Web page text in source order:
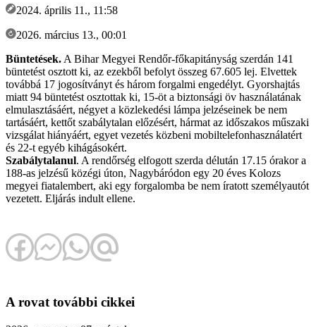
2024. április 11., 11:58
2026. március 13., 00:01
Büntetések. A Bihar Megyei Rendőr-főkapitányság szerdán 141
büntetést osztott ki, az ezekből befolyt összeg 67.605 lej. Elvettek
továbbá 17 jogosítványt és három forgalmi engedélyt. Gyorshajtás
miatt 94 büntetést osztottak ki, 15-öt a biztonsági öv használatának
elmulasztásáért, négyet a közlekedési lámpa jelzéseinek be nem
tartásáért, kettőt szabálytalan előzésért, hármat az időszakos műszaki
vizsgálat hiányáért, egyet vezetés közbeni mobiltelefonhasználatért
és 22-t egyéb kihágásokért.
Szabálytalanul. A rendőrség elfogott szerda délután 17.15 órakor a
188-as jelzésű közégi úton, Nagybáródon egy 20 éves Kolozs
megyei fiatalembert, aki egy forgalomba be nem íratott személyautót
vezetett. Eljárás indult ellene.
A rovat további cikkei